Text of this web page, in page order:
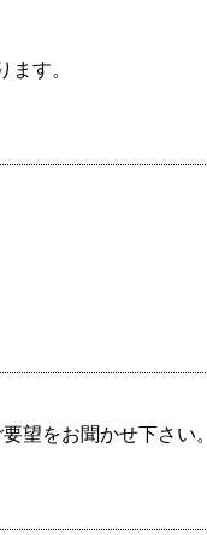
す。
望をお聞かせ下さい。